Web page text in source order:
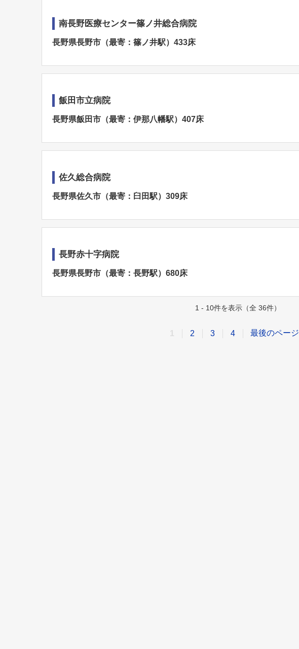
南長野医療センター篠ノ井総合病院
長野県長野市（最寄：篠ノ井駅）433床
飯田市立病院
長野県飯田市（最寄：伊那八幡駅）407床
佐久総合病院
長野県佐久市（最寄：臼田駅）309床
長野赤十字病院
長野県長野市（最寄：長野駅）680床
1 - 10件を表示（全 36件）
2 3 4 最後のページ